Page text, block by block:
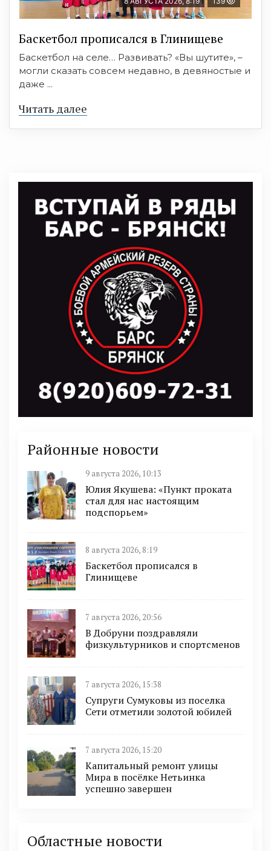
Баскетбол прописался в Глинищеве
Баскетбол на селе… Развивать? «Вы шутите», –
могли сказать совсем недавно, в девяностые и
даже ...
Читать далее
Районные новости
9 августа 2026, 10:13
Юлия Якушева: «Пункт проката
стал для нас настоящим
подспорьем»
8 августа 2026, 8:19
Баскетбол прописался в
Глинищеве
7 августа 2026, 20:56
В Добруни поздравляли
физкультурников и спортсменов
7 августа 2026, 15:38
Супруги Сумуковы из поселка
Сети отметили золотой юбилей
7 августа 2026, 15:20
Капитальный ремонт улицы
Мира в посёлке Нетьинка
успешно завершен
Областные новости